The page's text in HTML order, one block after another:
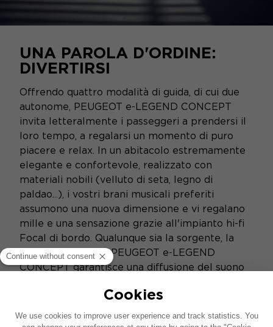
UNA PAROLA D'ORDINE:
DIVERTIRSI
Offrendo quattro modalità di guida, di cui due
autonome, PEUGEOT e-LEGEND CONCEPT
invita letteralmente i passeggeri a prendersi il
loro tempo, a regalarsi un momento di puro
piacere e relax. In un abitacolo estremamente
elegante e confortevole, realizzato con
materiali nobili (velluto di seta, legno di
paldao...), i vostri brani musicali preferiti
assumono una nuova dimensione e vi regalano
mille e una sensazione grazie all'impianto hi-fi
Focal di bordo. Qualunque sia la sorgente, la
plancia acustica di PEUGEOT e-LEGEND
CONCEPT garantisce una diffusione del suono
diffusione sonora a bordo.